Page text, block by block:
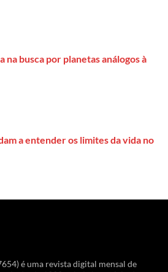
busca por planetas análogos à
a entender os limites da vida no
é uma revista digital mensal de